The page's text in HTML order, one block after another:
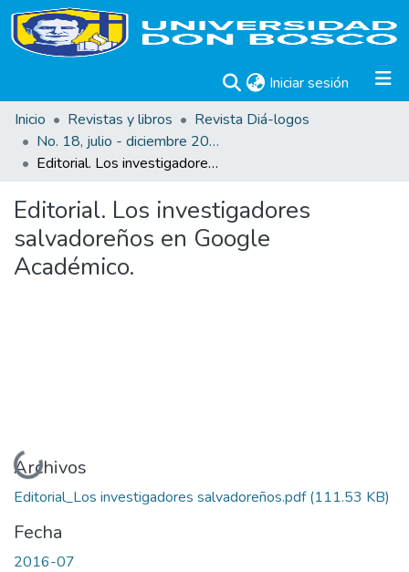
Iniciar sesión (current)
Inicio
Revistas y libros
Revista Diá-logos
No. 18, julio - diciembre 2016
Editorial. Los investigadores salvadoreños en Google Académico.
Editorial. Los investigadores
salvadoreños en Google
Académico.
Cargando...
Archivos
Editorial_Los investigadores salvadoreños.pdf(111.53 KB)
Fecha
2016-07